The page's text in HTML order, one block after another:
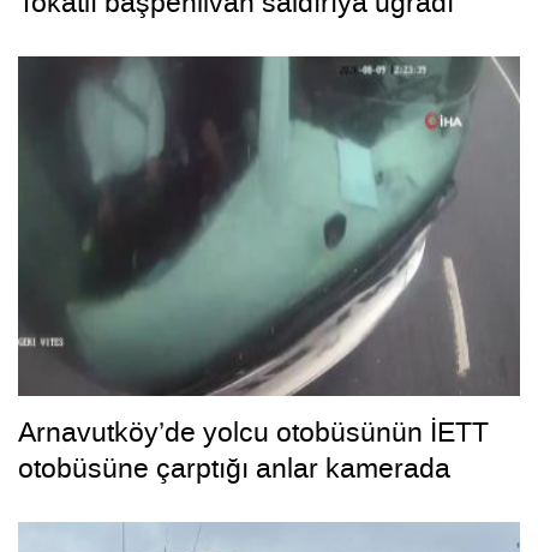
Arnavutköy’de yolcu otobüsünün İETT
otobüsüne çarptığı anlar kamerada